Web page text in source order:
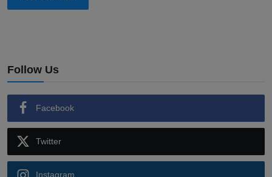
Follow Us
Facebook
Twitter
Instagram